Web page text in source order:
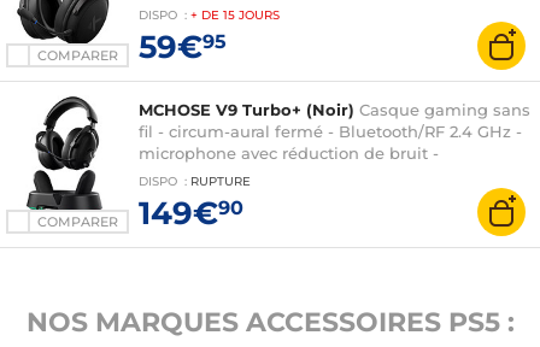
COMPARER
compatible PC, PlayStation 5
DISPO : + DE 15 JOURS
59€95
COMPARER
MCHOSE V9 Turbo+ (Noir) Casque gaming sans
fil - circum-aural fermé - Bluetooth/RF 2.4 GHz -
microphone avec réduction de bruit -
compatible PC, consoles, smartphone
DISPO : RUPTURE
149€90
NOS MARQUES ACCESSOIRES PS5 :